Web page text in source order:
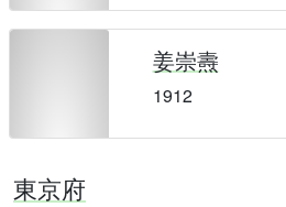
姜崇燾
1912
東京府